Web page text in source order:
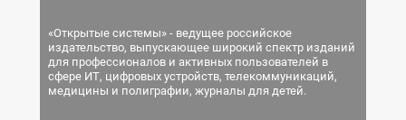
«Открытые системы» - ведущее российское
издательство, выпускающее широкий спектр изданий
для профессионалов и активных пользователей в
сфере ИТ, цифровых устройств, телекоммуникаций,
медицины и полиграфии, журналы для детей.